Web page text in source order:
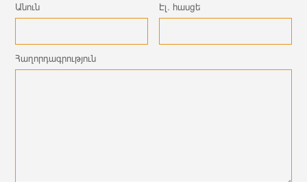
Անուն Էլ. հասցե
Հաղորդագրություն